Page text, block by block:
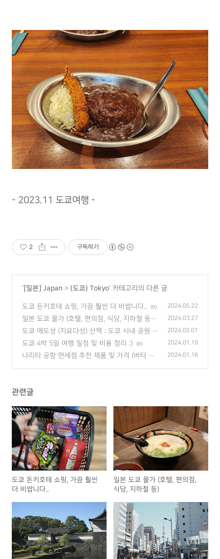
- 2023.11 도쿄여행 -
2 구독하기
' [일본] Japan > (도쿄) Tokyo' 카테고리의 다른 글
도쿄 돈키호테 쇼핑, 가끔 훨씬 더 비쌉니다.. (0) 2024.05.22
일본 도쿄 물가 (호텔, 편의점, 식당, 지하철 등)
(4)
2024.03.27
도쿄 에도성 (지요다성) 산책 : 도쿄 시내 공원
(2)
2024.02.01
도쿄 4박 5일 여행 일정 및 비용 정리 :) (0) 2024.01.19
나리타 공항 면세점 추천 제품 및 가격 (버터 샌
2024.01.16
관련글
도쿄 돈키호테 쇼핑, 가끔 훨씬
더 비쌉니다..
일본 도쿄 물가 (호텔, 편의점,
식당, 지하철 등)